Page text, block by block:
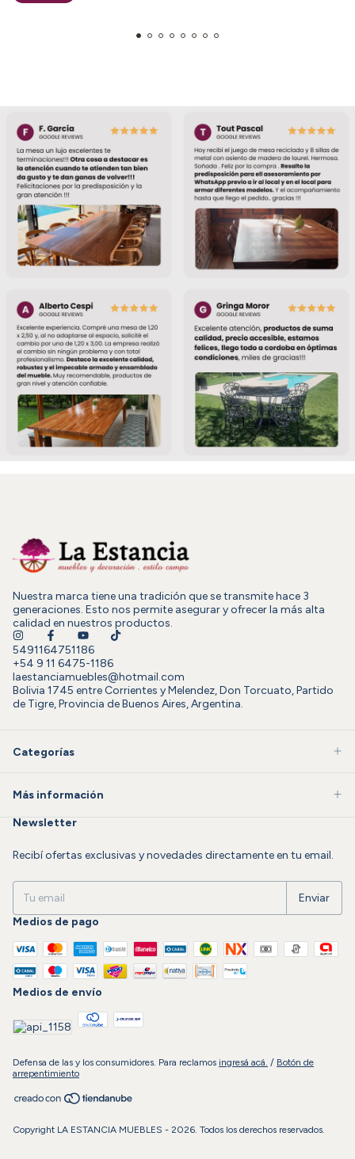
Nuestra marca tiene una tradición que se transmite hace 3
generaciones. Esto nos permite asegurar y ofrecer la más alta
calidad en nuestros productos.
5491164751186
+54 9 11 6475-1186
laestanciamuebles@hotmail.com
Bolivia 1745 entre Corrientes y Melendez, Don Torcuato, Partido
de Tigre, Provincia de Buenos Aires, Argentina.
Categorías
Más información
Newsletter
Recibí ofertas exclusivas y novedades directamente en tu email.
Medios de pago
Medios de envío
Defensa de las y los consumidores. Para reclamos ingresá acá. / Botón de
arrepentimiento
Copyright LA ESTANCIA MUEBLES - 2026. Todos los derechos reservados.